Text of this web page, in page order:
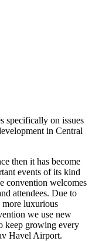
specifically on issues
in Central
then it has become
events of its kind
convention welcomes
attendees. Due to
more luxurious
we use new
keep growing every
Havel Airport.